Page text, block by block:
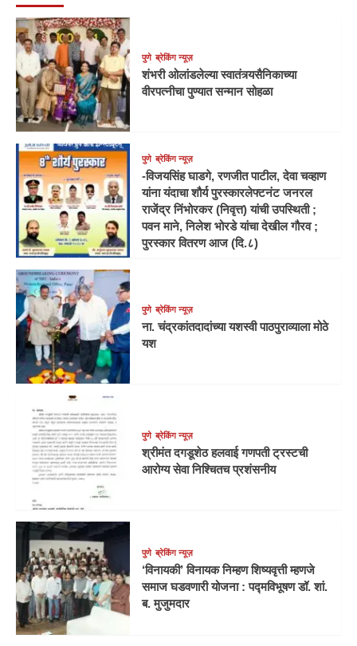
पुणे ब्रेकिंग न्यूज़
शंभरी ओलांडलेल्या स्वातंत्र्यसैनिकाच्या
वीरपत्नीचा पुण्यात सन्मान सोहळा
पुणे ब्रेकिंग न्यूज़
-विजयसिंह घाडगे, रणजीत पाटील, देवा चव्हाण
यांना यंदाचा शौर्य पुरस्कारलेफ्टनंट जनरल
राजेंद्र निंभोरकर (निवृत्त) यांची उपस्थिती ;
पवन माने, निलेश भोरडे यांचा देखील गौरव ;
पुरस्कार वितरण आज (दि.८)
पुणे ब्रेकिंग न्यूज़
ना. चंद्रकांतदादांच्या यशस्वी पाठपुराव्याला मोठे
यश
पुणे ब्रेकिंग न्यूज़
श्रीमंत दगडूशेठ हलवाई गणपती ट्रस्टची
आरोग्य सेवा निश्चितच प्रशंसनीय
पुणे ब्रेकिंग न्यूज़
‘विनायकी’ विनायक निम्हण शिष्यवृत्ती म्हणजे
समाज घडवणारी योजना : पद्मविभूषण डॉ. शां.
ब. मुजुमदार